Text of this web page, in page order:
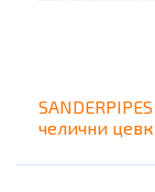
челични